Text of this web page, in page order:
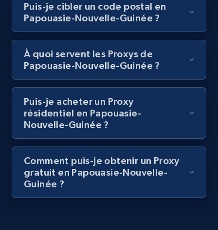
Puis-je cibler un code postal en
Papouasie-Nouvelle-Guinée ?
À quoi servent les Proxys de
Papouasie-Nouvelle-Guinée ?
Puis-je acheter un Proxy
résidentiel en Papouasie-
Nouvelle-Guinée ?
Comment puis-je obtenir un Proxy
gratuit en Papouasie-Nouvelle-
Guinée ?